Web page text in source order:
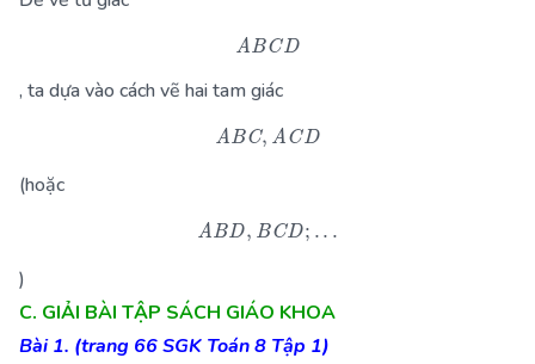
AB CD
, ta dựa vào cách vẽ hai tam giác
AB C,ACD
(hoặc
ABD,B CD..
)
C. GIẢI BÀI TẬP SÁCH GIÁO KHOA
Bài 1. (trang 66 SGK Toán 8 Tập 1)